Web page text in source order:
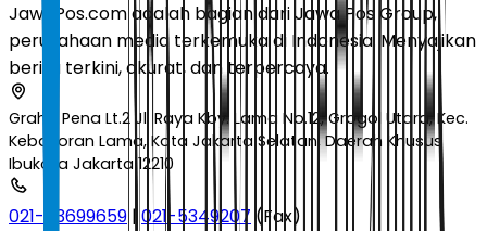
JawaPos.com adalah bagian dari Jawa Pos Group,
perusahaan media terkemuka di Indonesia. Menyajikan
berita terkini, akurat, dan terpercaya.
Graha Pena Lt.2 Jl. Raya Kby. Lama No.12, Grogol Utara, Kec.
Kebayoran Lama, Kota Jakarta Selatan, Daerah Khusus
Ibukota Jakarta 12210
021-53699659 | 021-5349207 (Fax)